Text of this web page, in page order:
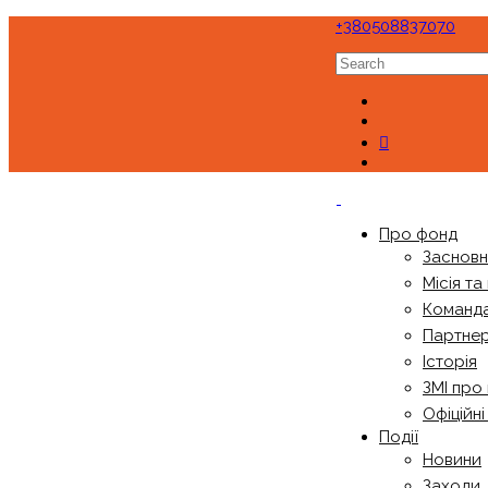
+380508837070
Про фонд
Місія та
Історія
ЗМІ про
Події
Новини